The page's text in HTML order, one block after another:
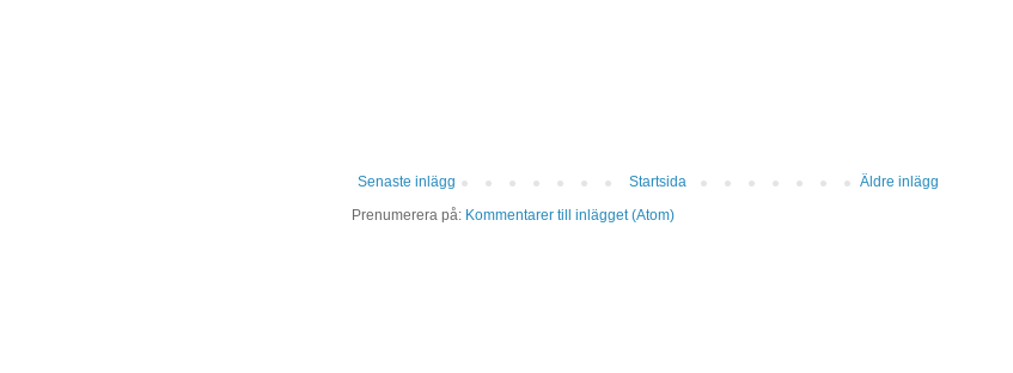
Senaste inlägg Äldre inlägg
Startsida
Prenumerera på: Kommentarer till inlägget (Atom)